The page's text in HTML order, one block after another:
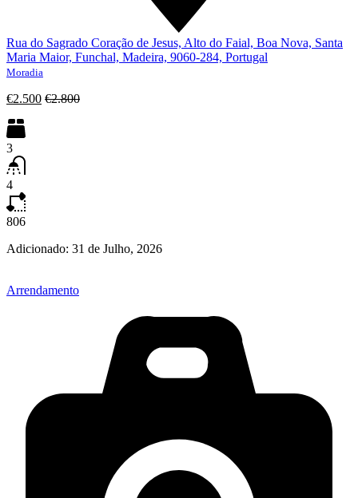
Rua do Sagrado Coração de Jesus, Alto do Faial, Boa Nova, Santa
Maria Maior, Funchal, Madeira, 9060-284, Portugal
Moradia
€2.500 €2.800
3
4
806
Adicionado: 31 de Julho, 2026
Arrendamento